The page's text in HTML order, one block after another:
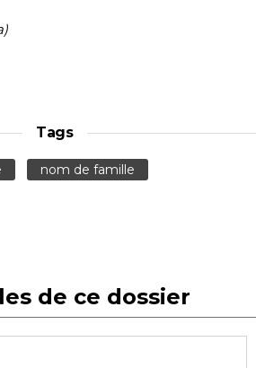
Tags
nom de famille
de ce dossier